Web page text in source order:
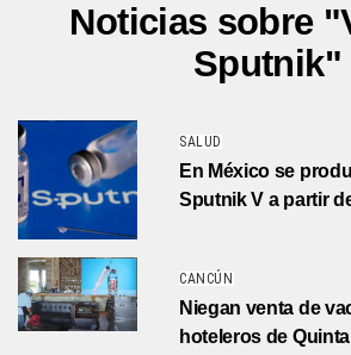
Noticias sobre
Sputnik"
SALUD
En México se
Sputnik V a partir
CANCÚN
Niegan venta de
hoteleros de